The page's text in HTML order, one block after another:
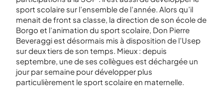
sport scolaire sur l’ensemble de l’année. Alors qu’il
menait de front sa classe, la direction de son école de
Borgo et l’animation du sport scolaire, Don Pierre
Beveraggi est désormais mis à disposition de l’Usep
sur deux tiers de son temps. Mieux : depuis
septembre, une de ses collègues est déchargée un
jour par semaine pour développer plus
particulièrement le sport scolaire en maternelle.